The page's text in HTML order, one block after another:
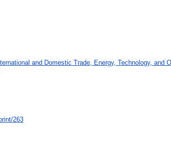
and Domestic Trade, Energy, Technology, and
263